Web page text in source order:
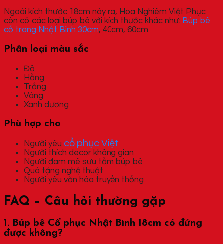
Ngoài kích thước 18cm này ra, Hoa Nghiêm Việt Phục
còn có các loại búp bê với kích thước khác như: Búp bê
cổ trang Nhật Bình 30cm, 40cm, 60cm
Phân loại màu sắc
Đỏ
Hồng
Trắng
Vàng
Xanh dương
Phù hợp cho
Người yêu cổ phục Việt
Người thích decor không gian
Người đam mê sưu tầm búp bê
Quà tặng nghệ thuật
Người yêu văn hóa truyền thống
FAQ – Câu hỏi thường gặp
1. Búp bê Cổ phục Nhật Bình 18cm có đứng
được không?